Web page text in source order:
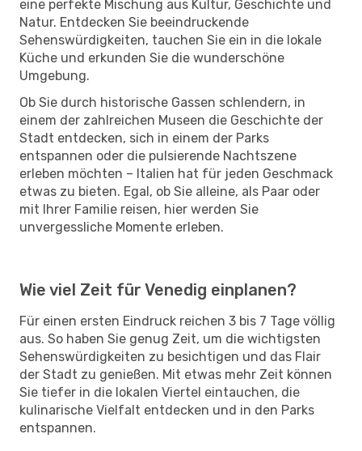
eine perfekte Mischung aus Kultur, Geschichte und
Natur. Entdecken Sie beeindruckende
Sehenswürdigkeiten, tauchen Sie ein in die lokale
Küche und erkunden Sie die wunderschöne
Umgebung.
Ob Sie durch historische Gassen schlendern, in
einem der zahlreichen Museen die Geschichte der
Stadt entdecken, sich in einem der Parks
entspannen oder die pulsierende Nachtszene
erleben möchten – Italien hat für jeden Geschmack
etwas zu bieten. Egal, ob Sie alleine, als Paar oder
mit Ihrer Familie reisen, hier werden Sie
unvergessliche Momente erleben.
Wie viel Zeit für Venedig einplanen?
Für einen ersten Eindruck reichen 3 bis 7 Tage völlig
aus. So haben Sie genug Zeit, um die wichtigsten
Sehenswürdigkeiten zu besichtigen und das Flair
der Stadt zu genießen. Mit etwas mehr Zeit können
Sie tiefer in die lokalen Viertel eintauchen, die
kulinarische Vielfalt entdecken und in den Parks
entspannen.